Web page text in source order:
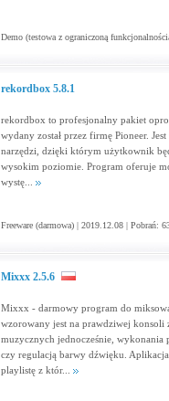
Demo (testowa z ograniczoną
rekordbox 5.8.1
rekordbox to profesjonalny pakiet
wydany został przez firmę Pioneer.
narzędzi, dzięki którym użytkownik
wysokim poziomie. Program oferuje
wystę...
Freeware (darmowa) | 2019.12.08 | Pobrań:
Mixxx 2.5.6
Mixxx - darmowy program do
wzorowany jest na prawdziwej
muzycznych jednocześnie, wykonania
czy regulacją barwy dźwięku.
playlistę z któr...